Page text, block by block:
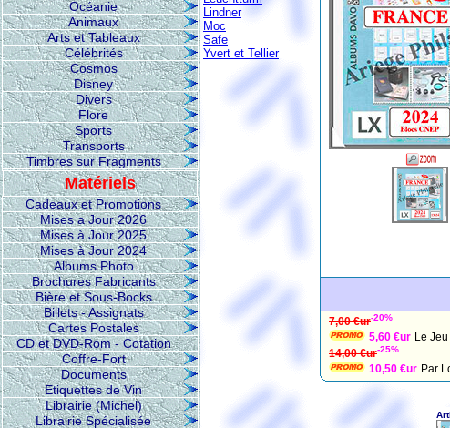
Océanie
Animaux
Arts et Tableaux
Célébrités
Cosmos
Disney
Divers
Flore
Sports
Transports
Timbres sur Fragments
Matériels
Cadeaux et Promotions
Mises a Jour 2026
Mises à Jour 2025
Mises à Jour 2024
Albums Photo
Brochures Fabricants
Bière et Sous-Bocks
Billets - Assignats
Cartes Postales
CD et DVD-Rom - Cotation
Coffre-Fort
Documents
Etiquettes de Vin
Librairie (Michel)
Librairie Spécialisée
Lindner
Moc
Safe
Yvert et Tellier
7,00 €ur-20%
5,60 €ur Le
14,00 €ur-25%
10,50 €ur Par